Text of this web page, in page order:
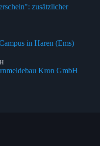
zusätzlicher
in Haren (Ems)
Kron GmbH